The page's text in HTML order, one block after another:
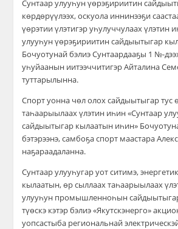
Сунтаар улууһун үөрэҕириитин
көрдөрүүлээх, оскуола иннинээҕи
үөрэтии үлэтигэр уһулуччулаах үлэтин
улууһун үөрэҕириитин сайдыытыгар
Бочуотунай бэлиэ Сунтаардааҕы 1 №-
уһуйаанын иитээччитигэр Айталина
туттарылынна.
Спорт уонна чөл олох сайдыытыгар тус
таһаарыылаах үлэтин иһин «Сунтаар
сайдыытыгар кылаатын иһин»
бэтэрээнэ, самбоҕа спорт маастара
наҕараадаланна.
Сунтаар улууһугар уот ситимэ,
кылаатын, өр сыллаах таһаарыылаах
улууһун промышленноһын
түөскэ кэтэр бэлиэ «Якутскэнерго»
уопсастыба региональнай